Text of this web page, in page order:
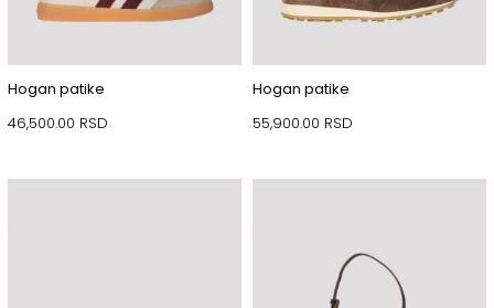
Hogan patike
46,500.00 RSD
Hogan patike
55,900.00 RSD